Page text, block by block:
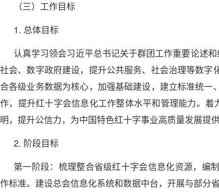
（三）工作目标
1. 总体目标
认真学习领会习近平总书记关于群团工作重要论述
社会、数字政府建设，提升公共服务、社会治理等数
合各级业务数据为核心，加强基础建设，建立标准统
作，提升红十字会信息化工作整体水平和管理能力。
明，提升公信力，为中国特色红十字事业高质量发展提
2. 阶段目标
第一阶段：梳理整合省级红十字会信息化资源，编
作标准。建设总会信息化系统和数据中台，开展与部分